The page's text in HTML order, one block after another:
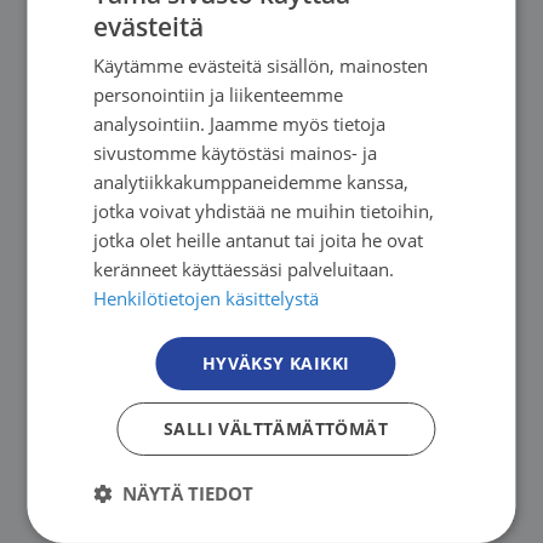
Syöpäyhdistyksen asiantuntija esittelee
saattohoidon tukihenkilötoimintaa
hoitoyksikön johdolle ja henkilökunnalle.
Tämän jälkeen järjestetään aloitustapaaminen.
Aloitustapaaminen
tukihenkilötoiminnan esittely
Koulutus tukihenkilötoiminnasta yksikön
henkilökunnalle, asiakaspolkujen sekä
kokonaisuuden hahmottaminen
Syöpäjärjestöt rekrytoivat ja kouluttavat
tukihenkilöt. Koulutuksen kesto 4 x 2 h
Sisältö:
Yhteydenpito ja jatkokehittäminen
Arviointi
Saattohoidon tukihenkilötoiminnan
FINNISH
evästeitä
Käytämme evästeitä sisällön, mainosten
personointiin ja liikenteemme
analysointiin. Jaamme myös tietoja
sivustomme käytöstäsi mainos- ja
analytiikkakumppaneidemme kanssa,
jotka voivat yhdistää ne muihin tietoihin,
jotka olet heille antanut tai joita he ovat
keränneet käyttäessäsi palveluitaan.
Henkilötietojen käsittelystä
HYVÄKSY KAIKKI
SALLI VÄLTTÄMÄTTÖMÄT
NÄYTÄ TIEDOT